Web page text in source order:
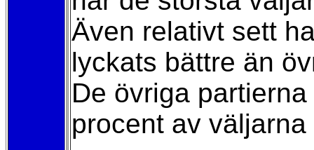
Även relativt sett
lyckats bättre än
De övriga
procent av